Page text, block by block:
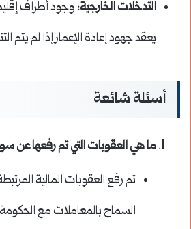
التدخلات الخارجية: وجود أطراف
يعقد جهود إعادة الإعمار إذا لم
أسئلة شائعة
ما هي العقوبات التي تم رفعها عن
السماح بالمعاملات مع